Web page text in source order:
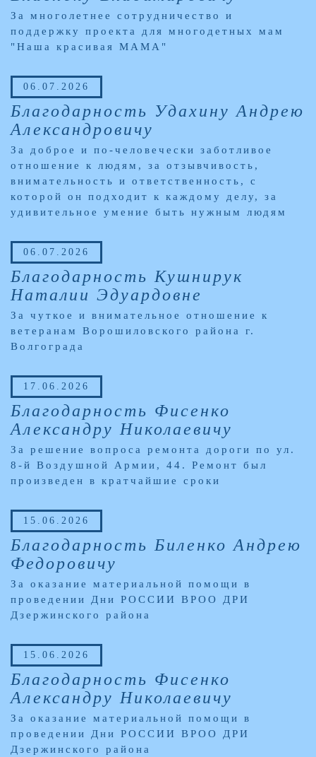
За многолетнее сотрудничество и
поддержку проекта для многодетных мам
"Наша красивая МАМА"
06.07.2026
Благодарность Удахину Андрею
Александровичу
За доброе и по-человечески заботливое
отношение к людям, за отзывчивость,
внимательность и ответственность, с
которой он подходит к каждому делу, за
удивительное умение быть нужным людям
06.07.2026
Благодарность Кушнирук
Наталии Эдуардовне
За чуткое и внимательное отношение к
ветеранам Ворошиловского района г.
Волгограда
17.06.2026
Благодарность Фисенко
Александру Николаевичу
За решение вопроса ремонта дороги по ул.
8-й Воздушной Армии, 44. Ремонт был
произведен в кратчайшие сроки
15.06.2026
Благодарность Биленко Андрею
Федоровичу
За оказание материальной помощи в
проведении Дни РОССИИ ВРОО ДРИ
Дзержинского района
15.06.2026
Благодарность Фисенко
Александру Николаевичу
За оказание материальной помощи в
проведении Дни РОССИИ ВРОО ДРИ
Дзержинского района